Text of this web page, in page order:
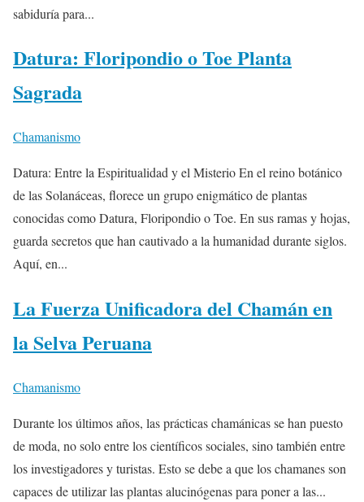
sabiduría para...
Datura: Floripondio o Toe Planta
Sagrada
Chamanismo
Datura: Entre la Espiritualidad y el Misterio En el reino botánico
de las Solanáceas, florece un grupo enigmático de plantas
conocidas como Datura, Floripondio o Toe. En sus ramas y hojas,
guarda secretos que han cautivado a la humanidad durante siglos.
Aquí, en...
La Fuerza Unificadora del Chamán en
la Selva Peruana
Chamanismo
Durante los últimos años, las prácticas chamánicas se han puesto
de moda, no solo entre los científicos sociales, sino también entre
los investigadores y turistas. Esto se debe a que los chamanes son
capaces de utilizar las plantas alucinógenas para poner a las...